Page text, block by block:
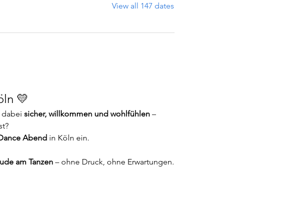
View all 147 dates
💛
dabei sicher, willkommen und wohlfühlen –
Abend in Köln ein.
am Tanzen – ohne Druck, ohne Erwartungen.